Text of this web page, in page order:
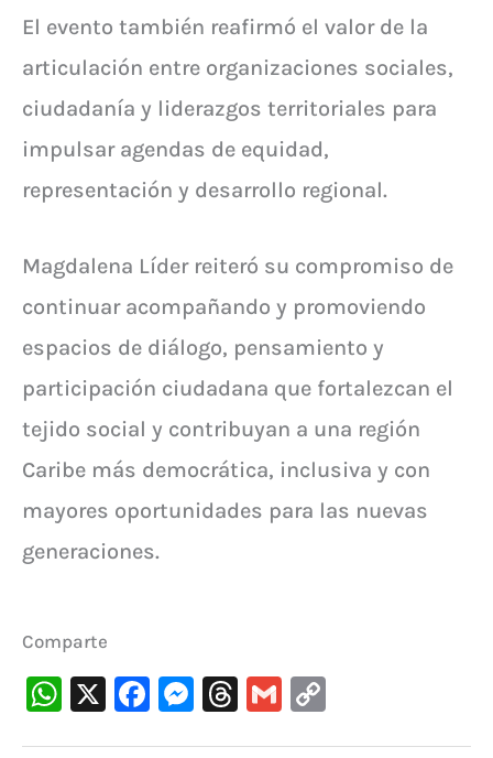
El evento también reafirmó el valor de la
articulación entre organizaciones sociales,
ciudadanía y liderazgos territoriales para
impulsar agendas de equidad,
representación y desarrollo regional.
Magdalena Líder reiteró su compromiso de
continuar acompañando y promoviendo
espacios de diálogo, pensamiento y
participación ciudadana que fortalezcan el
tejido social y contribuyan a una región
Caribe más democrática, inclusiva y con
mayores oportunidades para las nuevas
generaciones.
Comparte
W X
F
M T
G